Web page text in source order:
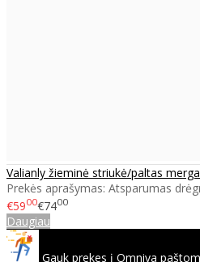
Valianly žieminė striukė/paltas
Prekės aprašymas: Atsparumas
€5900€7400
Daugiau
Gauk prekes į Omniva